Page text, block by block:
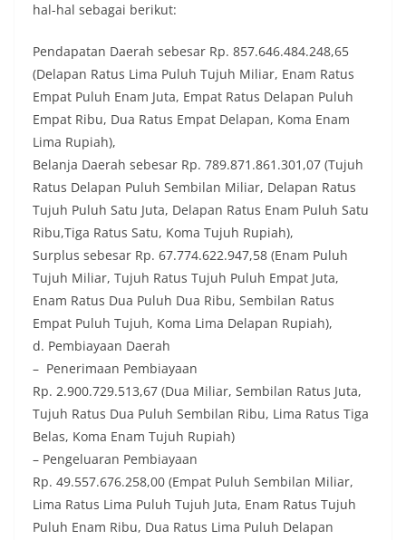
hal-hal sebagai berikut:
Pendapatan Daerah sebesar Rp. 857.646.484.248,65
(Delapan Ratus Lima Puluh Tujuh Miliar, Enam Ratus
Empat Puluh Enam Juta, Empat Ratus Delapan Puluh
Empat Ribu, Dua Ratus Empat Delapan, Koma Enam
Lima Rupiah),
Belanja Daerah sebesar Rp. 789.871.861.301,07 (Tujuh
Ratus Delapan Puluh Sembilan Miliar, Delapan Ratus
Tujuh Puluh Satu Juta, Delapan Ratus Enam Puluh Satu
Ribu,Tiga Ratus Satu, Koma Tujuh Rupiah),
Surplus sebesar Rp. 67.774.622.947,58 (Enam Puluh
Tujuh Miliar, Tujuh Ratus Tujuh Puluh Empat Juta,
Enam Ratus Dua Puluh Dua Ribu, Sembilan Ratus
Empat Puluh Tujuh, Koma Lima Delapan Rupiah),
d. Pembiayaan Daerah
– Penerimaan Pembiayaan
Rp. 2.900.729.513,67 (Dua Miliar, Sembilan Ratus Juta,
Tujuh Ratus Dua Puluh Sembilan Ribu, Lima Ratus Tiga
Belas, Koma Enam Tujuh Rupiah)
– Pengeluaran Pembiayaan
Rp. 49.557.676.258,00 (Empat Puluh Sembilan Miliar,
Lima Ratus Lima Puluh Tujuh Juta, Enam Ratus Tujuh
Puluh Enam Ribu, Dua Ratus Lima Puluh Delapan